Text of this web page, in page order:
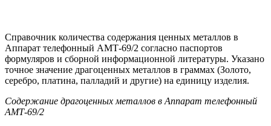
Справочник количества содержания ценных металлов в
Аппарат телефонный АМТ-69/2 согласно паспортов
формуляров и сборной информационной литературы. Указано
точное значение драгоценных металлов в граммах (Золото,
серебро, платина, палладий и другие) на единицу изделия.
Содержание драгоценных металлов в Аппарат телефонный
АМТ-69/2